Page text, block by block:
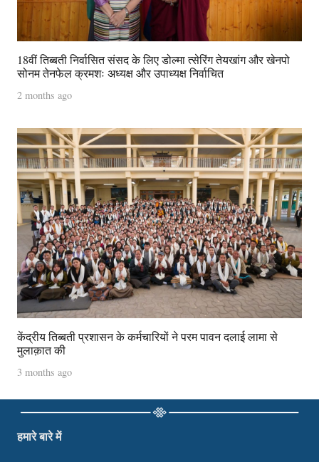
18वीं तिब्बती निर्वासित संसद के लिए डोल्मा त्सेरिंग तेयखांग और खेनपो
सोनम तेनफेल क्रमशः अध्यक्ष और उपाध्यक्ष निर्वाचित
2 months ago
केंद्रीय तिब्बती प्रशासन के कर्मचारियों ने परम पावन दलाई लामा से
मुलाक़ात की
3 months ago
हमारे बारे में